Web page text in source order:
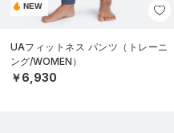
NEW
UAフィットネス パンツ（トレーニ
ング/WOMEN）
￥6,930